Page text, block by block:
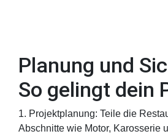
Planung und
So gelingt dein
1. Projektplanung: Teile die
Abschnitte wie Motor, Karosserie